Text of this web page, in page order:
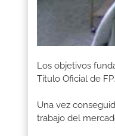
Los objetivos
Titulo Oficial de FP.
Una vez
trabajo del